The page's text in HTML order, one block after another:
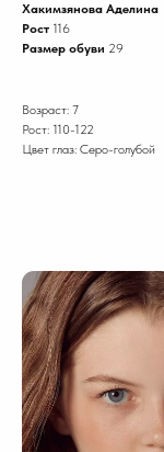
Хакимзянова Аделина
Рост 116
Размер обуви 29
Возраст: 7
Рост: 110-122
Цвет глаз: Серо-голубой